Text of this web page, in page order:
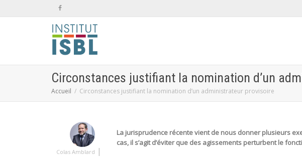
Circonstances justifiant la nomination d’un
Accueil Circonstances justifiant la nomination d’un administrateur provisoire
Colas Amblard |
La jurisprudence récente vient de nous donner plusieurs
cas, il s’agit d’éviter que des agissements perturbent le